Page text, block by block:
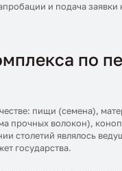
и подача
по
пищи (семена),
прочных волокон),
столетий являлось
государства.